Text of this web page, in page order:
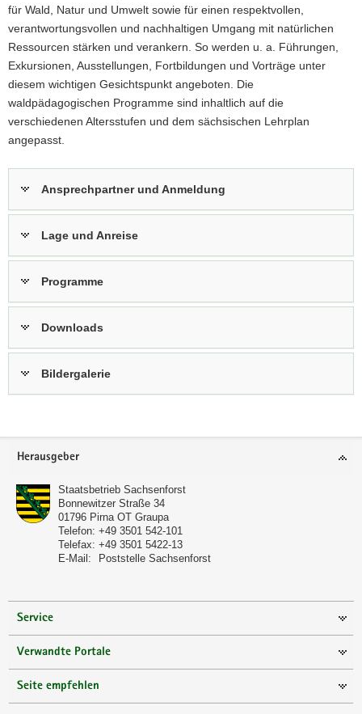
a
v
i
g
a
t
i
o
für Wald, Natur und Umwelt sowie für einen respektvollen,
verantwortungsvollen und nachhaltigen Umgang mit natürlichen
Ressourcen stärken und verankern. So werden u. a. Führungen,
Exkursionen, Ausstellungen, Fortbildungen und Vorträge unter
diesem wichtigen Gesichtspunkt angeboten. Die
waldpädagogischen Programme sind inhaltlich auf die
verschiedenen Altersstufen und dem sächsischen Lehrplan
angepasst.
Ansprechpartner und Anmeldung
Lage und Anreise
Programme
Downloads
Bildergalerie
Footer-
Herausgeber
Staatsbetrieb Sachsenforst
Bonnewitzer Straße 34
01796 Pirna OT Graupa
Telefon: +49 3501 542-101
Telefax: +49 3501 5422-13
E-Mail:
Poststelle Sachsenforst
Service
Verwandte Portale
Seite empfehlen